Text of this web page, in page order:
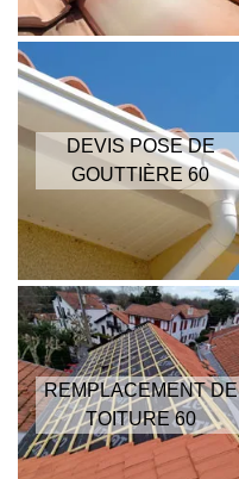
DEVIS POSE DE
GOUTTIÈRE 60
REMPLACEMENT DE
TOITURE 60